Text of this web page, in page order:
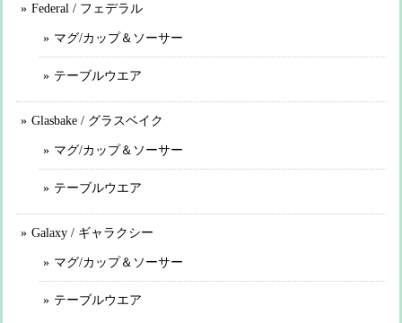
Federal / フェデラル
マグ/カップ＆ソーサー
テーブルウエア
Glasbake / グラスベイク
マグ/カップ＆ソーサー
テーブルウエア
Galaxy / ギャラクシー
マグ/カップ＆ソーサー
テーブルウエア